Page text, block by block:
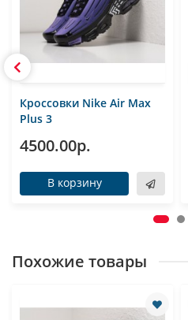
Кроссовки Nike Air Max
Plus 3
4500.00р.
В корзину
Похожие товары